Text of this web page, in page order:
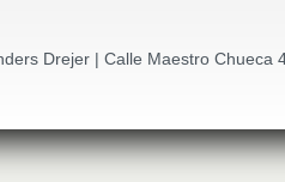
Drejer | Calle Maestro Chueca